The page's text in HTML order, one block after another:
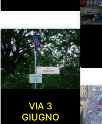
VIA 3
GIUGNO